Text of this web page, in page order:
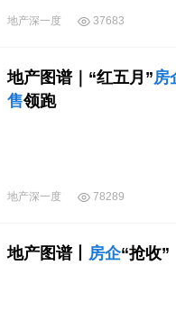
地产深一度 37683
地产图谱｜“红五月”房
售领跑
地产深一度 78289
地产图谱丨 房企“抢收”